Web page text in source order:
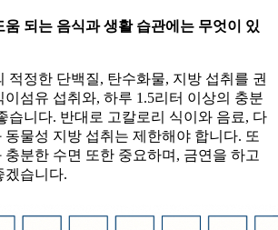
움 되는 음식과 생활 습관에는 무엇이 있
적정한 단백질, 탄수화물, 지방 섭취를 권
섬유 섭취와, 하루 1.5리터 이상의 충분
습니다. 반대로 고칼로리 식이와 음료, 다
동물성 지방 섭취는 제한해야 합니다. 또
충분한 수면 또한 중요하며, 금연을 하고
겠습니다.